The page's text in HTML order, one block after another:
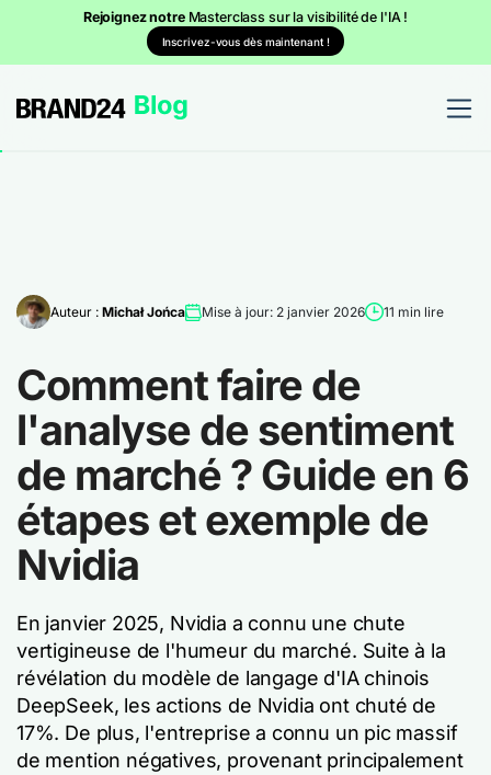
Rejoignez notre Masterclass sur la visibilité de l'IA !
Inscrivez-vous dès maintenant !
Auteur : Michał Jońca Mise à jour: 2 janvier 2026 11 min lire
Comment faire de
l'analyse de sentiment
de marché ? Guide en 6
étapes et exemple de
Nvidia
En janvier 2025, Nvidia a connu une chute
vertigineuse de l'humeur du marché. Suite à la
révélation du modèle de langage d'IA chinois
DeepSeek, les actions de Nvidia ont chuté de
17%. De plus, l'entreprise a connu un pic massif
de mention négatives, provenant principalement